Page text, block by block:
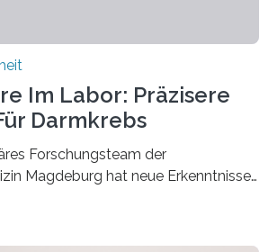
Im Labor: Präzisere
Darmkrebs
Forschungsteam der
Magdeburg hat neue Erkenntnisse
kann. In ihrer aktuellen Studie,